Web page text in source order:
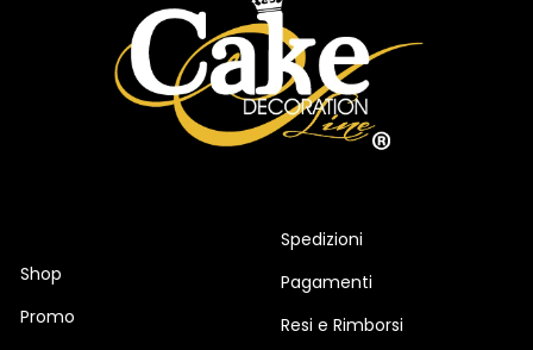
Shop
Promo
Spedizioni
Pagamenti
Resi e Rimborsi